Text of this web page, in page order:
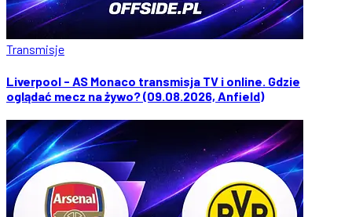
Transmisje
Liverpool - AS Monaco transmisja TV i online. Gdzie
oglądać mecz na żywo? (09.08.2026, Anfield)